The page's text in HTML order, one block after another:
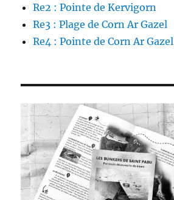
Re2 : Pointe de Kervigorn
Re3 : Plage de Corn Ar Gazel
Re4 : Pointe de Corn Ar Gazel